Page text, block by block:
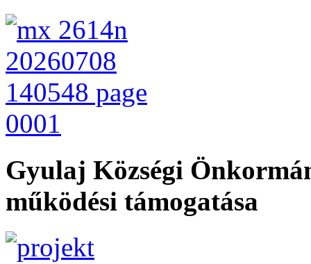
Gyulaj Községi
működési támogatása